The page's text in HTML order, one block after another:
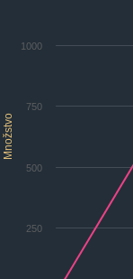
Množstvo
250
500
750
1000